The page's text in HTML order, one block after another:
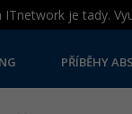
ITnetwork je tady.
PŘÍBĚHY